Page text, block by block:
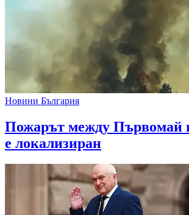
Новини България
Пожарът между Първомай
е локализиран